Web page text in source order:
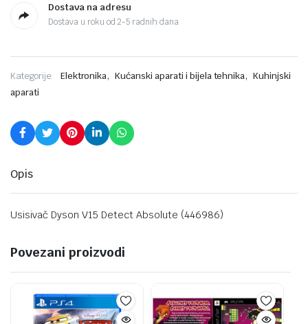
Dostava na adresu
Dostava u roku od 2-5 radnih dana
Kategorije: Elektronika, Kućanski aparati i bijela tehnika, Kuhinjski
aparati
Opis
Usisivač Dyson V15 Detect Absolute (446986)
Povezani proizvodi